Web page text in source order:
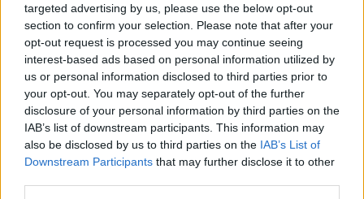
targeted advertising by us, please use the below opt-out
section to confirm your selection. Please note that after your
opt-out request is processed you may continue seeing
interest-based ads based on personal information utilized by
us or personal information disclosed to third parties prior to
your opt-out. You may separately opt-out of the further
disclosure of your personal information by third parties on the
IAB’s list of downstream participants. This information may
also be disclosed by us to third parties on the IAB’s List of
Downstream Participants that may further disclose it to other
“Nel condannare il gesto offensivo nei confronti della
persona e l’atto vile che dichiara solo una assoluta
assenza di rispetto politico ed istituzionale, alla mano
anonima che ha trovato il tempo di lasciare il proprio
banale, vuoto e grottesco messaggio – aggiunge –
rispondiamo che non sarà una bassezza simile a farci
cambiare strada. La nostra sede è un presidio di legalità di
fatto in via Magnolfi, e la nostra attività politica e di